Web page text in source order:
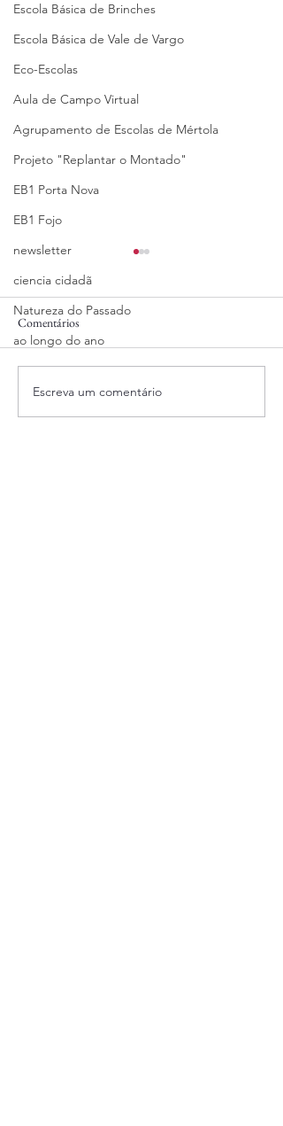
Escola Básica de Brinches
Escola Básica de Vale de Vargo
Eco-Escolas
Aula de Campo Virtual
Agrupamento de Escolas de Mértola
Projeto "Replantar o Montado"
EB1 Porta Nova
EB1 Fojo
newsletter
ciencia cidadã
Natureza do Passado
ao longo do ano
27/05/2025
Comentários
Escreva um comentário